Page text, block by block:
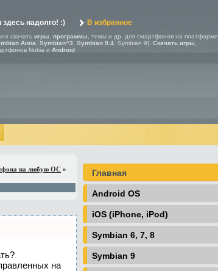
здесь надолго! :) В избранное
скачать игры программы , темы и др. для смартфонов на платформе
Anna Symbian^3 Symbian 9.4 , Symbian 9). Скачать игры
Nokia и Android
на любую ОС »
на
Главная
Android OS
iOS (iPhone, iPod)
Symbian 6, 7, 8
Symbian 9